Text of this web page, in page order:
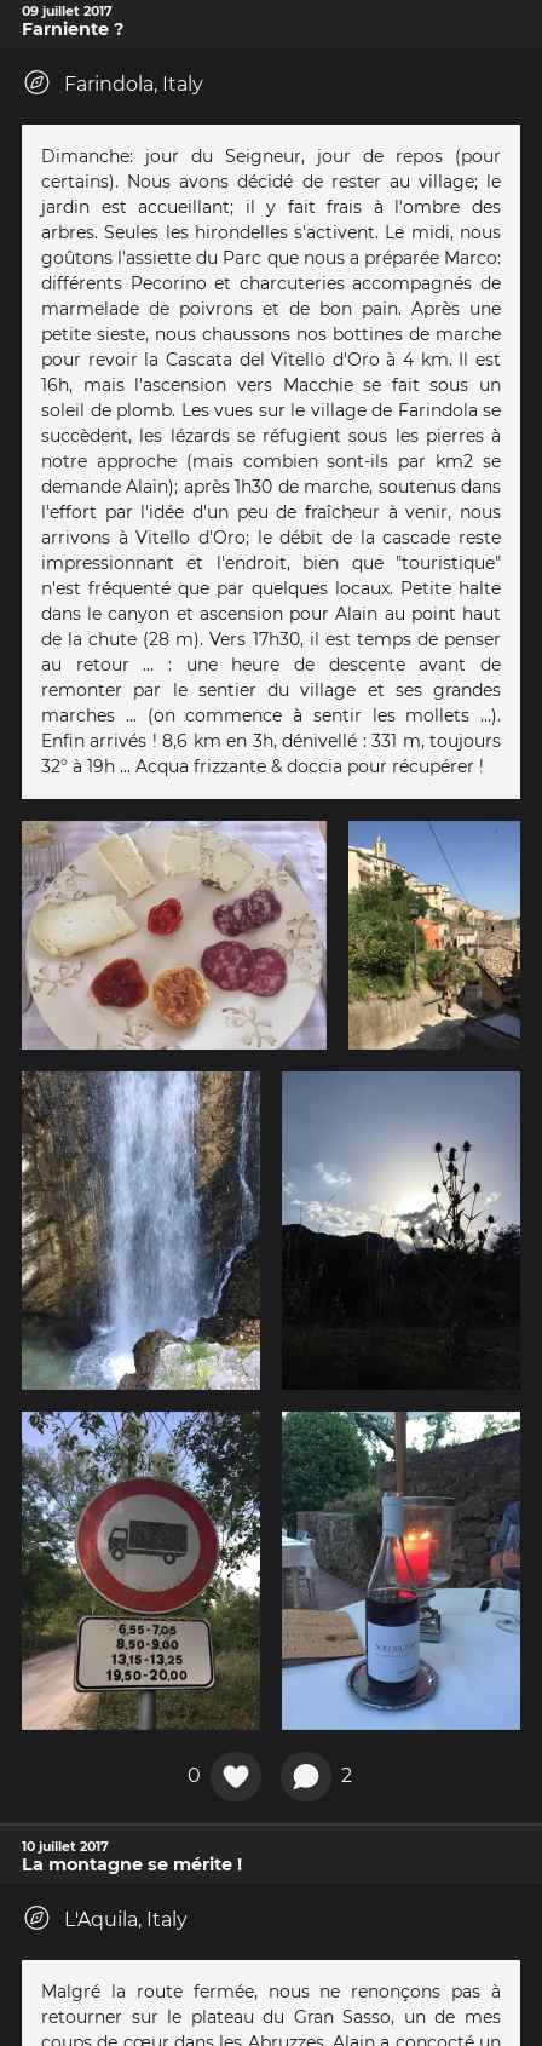
09 juillet 2017
Farniente ?
Farindola, Italy
Dimanche: jour du Seigneur, jour de repos (pour
certains). Nous avons décidé de rester au village; le
jardin est accueillant; il y fait frais à l'ombre des
arbres. Seules les hirondelles s'activent. Le midi, nous
goûtons l'assiette du Parc que nous a préparée Marco:
différents Pecorino et charcuteries accompagnés de
marmelade de poivrons et de bon pain. Après une
petite sieste, nous chaussons nos bottines de marche
pour revoir la Cascata del Vitello d'Oro à 4 km. Il est
16h, mais l'ascension vers Macchie se fait sous un
soleil de plomb. Les vues sur le village de Farindola se
succèdent, les lézards se réfugient sous les pierres à
notre approche (mais combien sont-ils par km2 se
demande Alain); après 1h30 de marche, soutenus dans
l'effort par l'idée d'un peu de fraîcheur à venir, nous
arrivons à Vitello d'Oro; le débit de la cascade reste
impressionnant et l'endroit, bien que "touristique"
n'est fréquenté que par quelques locaux. Petite halte
dans le canyon et ascension pour Alain au point haut
de la chute (28 m). Vers 17h30, il est temps de penser
au retour ... : une heure de descente avant de
remonter par le sentier du village et ses grandes
marches ... (on commence à sentir les mollets ...).
Enfin arrivés ! 8,6 km en 3h, dénivellé : 331 m, toujours
32° à 19h ... Acqua frizzante & doccia pour récupérer !
0 2
10 juillet 2017
La montagne se mérite !
L'Aquila, Italy
Malgré la route fermée, nous ne renonçons pas à
retourner sur le plateau du Gran Sasso, un de mes